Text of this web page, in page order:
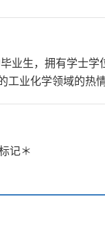
业生，拥有学士
工业化学领域的热
记＊